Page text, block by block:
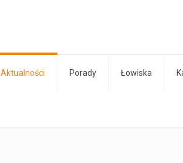
Aktualności Porady Łowiska